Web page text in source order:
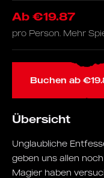
Ab €19.87
pro Person. Mehr
Buchen ab
Übersicht
Unglaubliche
geben uns allen
Magier haben